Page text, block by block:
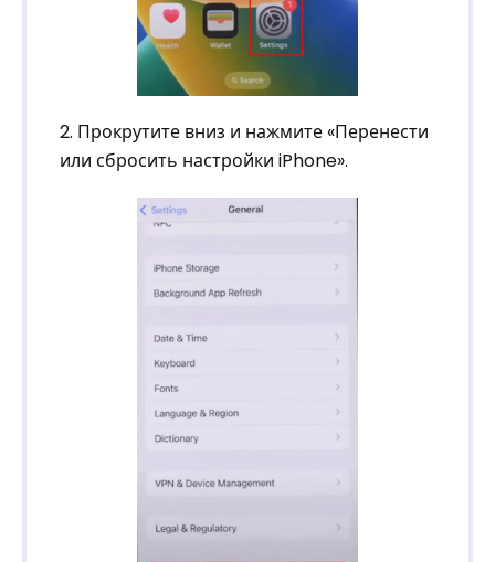
2. Прокрутите вниз и нажмите «Перенести
или сбросить настройки iPhone».